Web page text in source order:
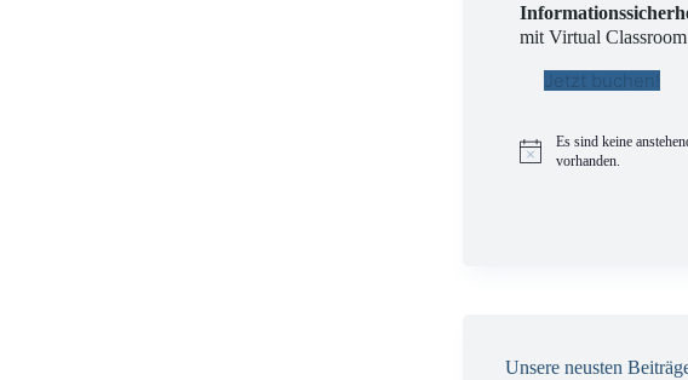
mit Virtual
Jetzt buchen!
H
Es sind keine
vorhanden.
Unsere neusten